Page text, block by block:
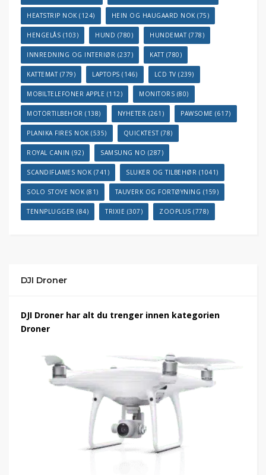
HEATSTRIP NOK (124) HEIN OG HAUGAARD NOK (75)
HENGELÅS (103) HUND (780) HUNDEMAT(778)
INNREDNING OG INTERIØR (237) KATT(780)
KATTEMAT(779) LAPTOPS (146) LCD TV (239)
MOBILTELEFONER APPLE (112) MONITORS (80)
MOTORTILBEHOR (138) NYHETER (261) PAWSOME (617)
PLANIKA FIRES NOK (535) QUICKTEST(78)
ROYAL CANIN (92) SAMSUNG NO (287)
SCANDIFLAMES NOK (741) SLUKER OG TILBEHØR (1041)
SOLO STOVE NOK (81) TAUVERK OG FORTØYNING (159)
TENNPLUGGER (84) TRIXIE (307) ZOOPLUS (778)
DJI Droner
DJI Droner har alt du trenger innen kategorien
Droner